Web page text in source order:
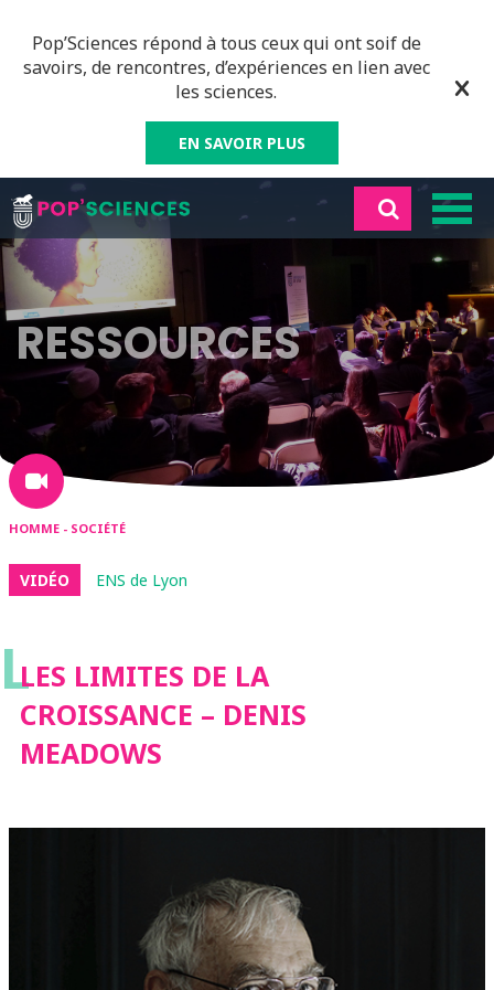
Pop’Sciences répond à tous ceux qui ont soif de
savoirs, de rencontres, d’expériences en lien avec
les sciences.
EN SAVOIR PLUS
RESSOURCES
HOMME - SOCIÉTÉ
VIDÉO ENS de Lyon
LLES LIMITES DE LA
CROISSANCE – DENIS
MEADOWS